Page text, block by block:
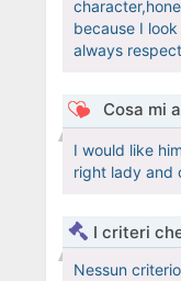
because I
always
Cosa mi
I would like
right lady and
I criteri
Nessun